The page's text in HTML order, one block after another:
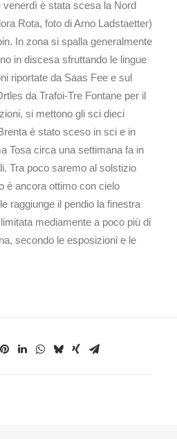
venerdì è stata scesa la Nord
Rota, foto di Arno Ladstaetter)
In zona si spalla generalmente
in discesa sfruttando le lingue
riportate da Saas Fee e sul
da Trafoi-Tre Fontane per il
si mettono gli sci dieci
è stato sceso in sci e in
Tosa circa una settimana fa in
Tra poco saremo al solstizio
è ancora ottimo con cielo
raggiunge il pendio la finestra
mediamente a poco più di
secondo le esposizioni e le